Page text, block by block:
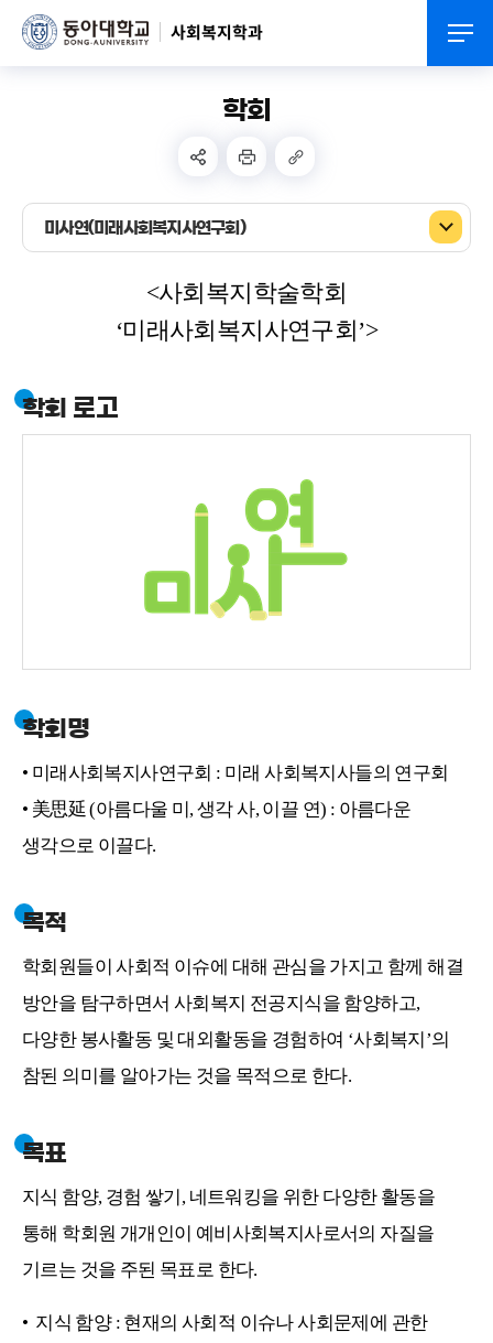
사회복지학과
학회
미사연(미래사회복지사연구회)
<사회복지학술학회
‘미래사회복지사연구회’>
학회 로고
학회명
• 미래사회복지사연구회 : 미래 사회복지사들의 연구회
• 美思延 (아름다울 미, 생각 사, 이끌 연) : 아름다운
생각으로 이끌다.
목적
학회원들이 사회적 이슈에 대해 관심을 가지고 함께 해결
방안을 탐구하면서 사회복지 전공지식을 함양하고,
다양한 봉사활동 및 대외활동을 경험하여 ‘사회복지’의
참된 의미를 알아가는 것을 목적으로 한다.
목표
지식 함양, 경험 쌓기, 네트워킹을 위한 다양한 활동을
통해 학회원 개개인이 예비사회복지사로서의 자질을
기르는 것을 주된 목표로 한다.
• 지식 함양 : 현재의 사회적 이슈나 사회문제에 관한